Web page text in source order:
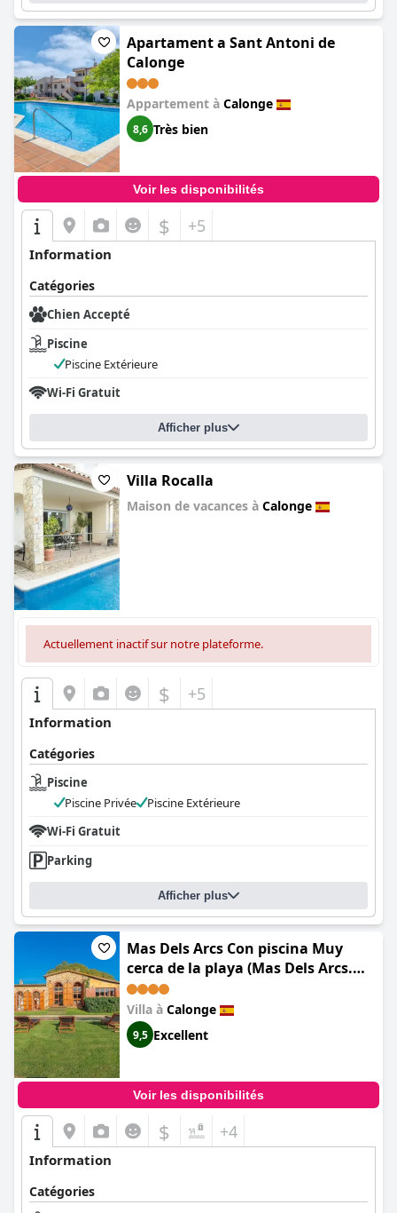
Apartament a Sant Antoni de
Calonge
Appartement à Calonge
8,6 Très bien
Voir les disponibilités
$ +5
Information
Catégories
Chien Accepté
Piscine
Piscine Extérieure
Wi-Fi Gratuit
Afficher plus
Villa Rocalla
Maison de vacances à Calonge
Actuellement inactif sur notre plateforme.
$ +5
Information
Catégories
Piscine
Piscine Privée
Piscine Extérieure
Wi-Fi Gratuit
Parking
Afficher plus
Mas Dels Arcs Con piscina Muy
cerca de la playa (Mas Dels Arcs.
Con piscina. Muy cerca de la
playa.)
Villa à Calonge
9,5 Excellent
Voir les disponibilités
$ +4
Information
Catégories